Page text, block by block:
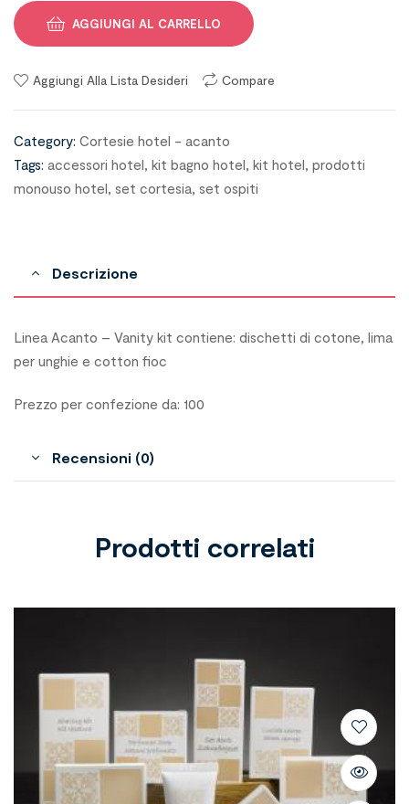
AGGIUNGI AL CARRELLO
Aggiungi Alla Lista Desideri Compare
Category: Cortesie hotel - acanto
Tags: accessori hotel, kit bagno hotel, kit hotel, prodotti
monouso hotel, set cortesia, set ospiti
Descrizione
Linea Acanto – Vanity kit contiene: dischetti di cotone, lima
per unghie e cotton fioc
Prezzo per confezione da: 100
Recensioni (0)
Prodotti correlati